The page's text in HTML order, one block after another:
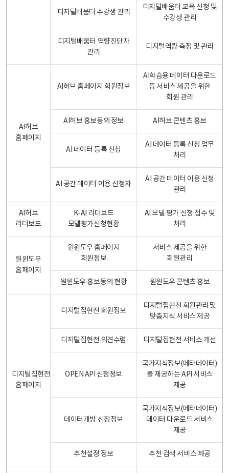
디지털배움터 수강생 관리
디지털배움터 교육 신청 및
수강생 관리
디지털배움터 역량진단자
관리
디지털역량 측정 및 관리
AI허브
홈페이지
AI허브 홈페이지 회원정보
AI학습용 데이터 다운로드
등 서비스 제공을 위한
회원 관리
AI허브 홍보동의 정보 AI허브 콘텐츠 홍보
AI 데이터 등록 신청
AI 데이터 등록 신청 업무
처리
AI 공간 데이터 이용 신청자
AI 공간 데이터 이용 신청
관리
AI허브
리더보드
K-AI 리더보드
모델평가신청현황
AI 모델 평가 신청 접수 및
처리
원윈도우
홈페이지
원윈도우 홈페이지
회원정보
서비스 제공을 위한
회원관리
원윈도우 홍보동의 현황 원윈도우 콘텐츠 홍보
디지털집현전
홈페이지
디지털집현전 회원정보
디지털집현전 회원관리 및
맞춤지식 서비스 제공
디지털집현전 의견수렴 디지털집현전 서비스 개선
OPEN API 신청정보
국가지식정보(메타데이터)
를 제공하는 API 서비스
제공
데이터개방 신청정보
국가지식정보(메타데이터)
데이터 다운로드 서비스
제공
추천설정 정보 추천 검색 서비스 제공